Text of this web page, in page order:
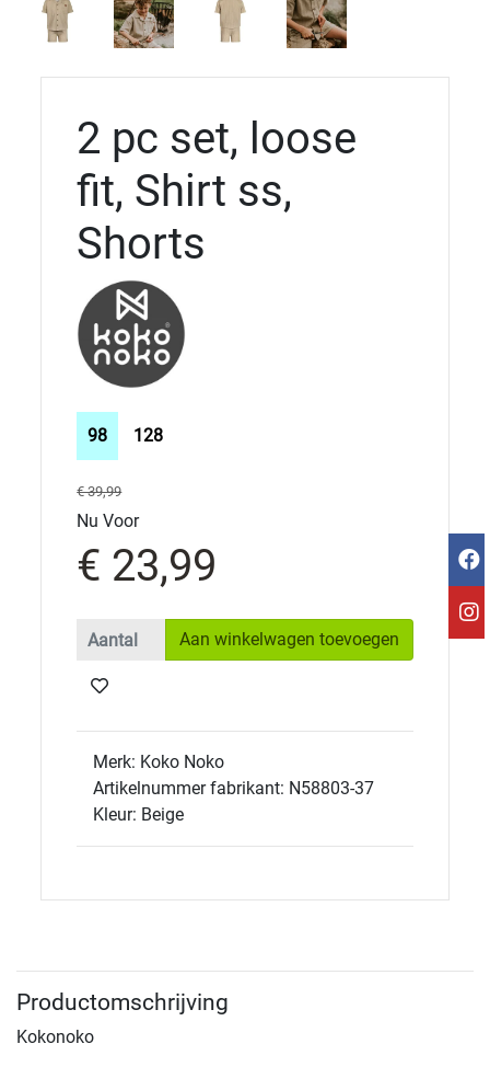
2 pc set, loose
fit, Shirt ss,
Shorts
98 128
€ 39,99
Nu Voor
€ 23,99
Aan winkelwagen toevoegen
Merk: Koko Noko
Artikelnummer fabrikant: N58803-37
Kleur: Beige
Productomschrijving
Kokonoko